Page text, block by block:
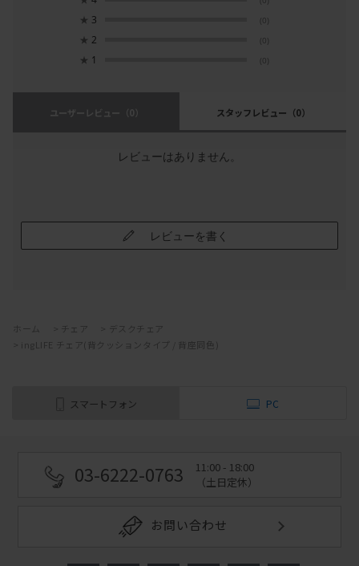
★ 3 (0)
★ 2 (0)
★ 1 (0)
ユーザーレビュー （0） スタッフレビュー （0）
レビューはありません。
レビューを書く
ホーム チェア
デスクチェア
ingLIFE チェア(背クッションタイプ / 背座同色)
スマートフォン PC
03-6222-0763
11:00 - 18:00
（土日定休）
お問い合わせ